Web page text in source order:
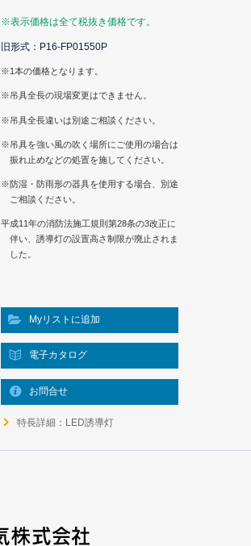
※表示価格は全て税抜き価格です。
旧形式：P16-FP01550P
※1本の価格となります。
※吊具全長の現場変更はできません。
※吊具全長違いは別途ご相談ください。
※吊具を強い風の吹く場所にご使用の場合は
振れ止めなどの処置を施してください。
※防湿・防雨形の器具を使用する場合、別途
ご相談ください。
平成11年の消防法施工規則第28条の3改正に
伴い、誘導灯の設置高さ制限が廃止されま
した。
Myリストに追加
電子カタログ
お問合せ
特長詳細：LED誘導灯